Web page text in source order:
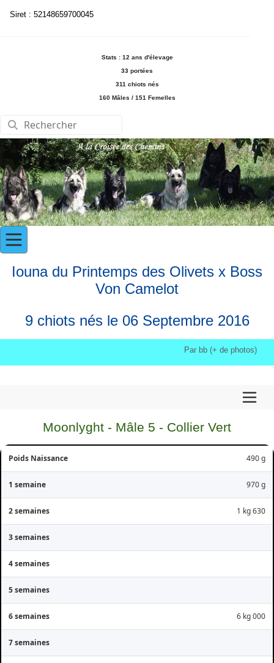
Siret : 52148659700045
Stats : 12 ans d'élevage
33 portées
311 chiots nés
160 Mâles / 151 Femelles
Iouna du Printemps des Olivets x Boss
Von Camelot
9 chiots nés le 06 Septembre 2016
Par bb (+ de photos)
Moonlyght - Mâle 5 - Collier Vert
490 g
970 g
1 kg 630
6 kg 000